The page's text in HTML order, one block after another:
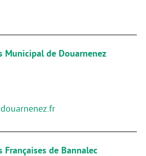
Municipal de Douarnenez
Françaises de Bannalec